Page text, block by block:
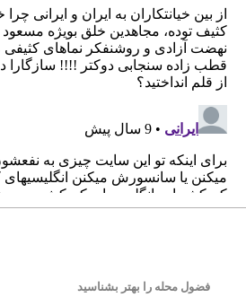
فضول محله را بهتر بشناسید